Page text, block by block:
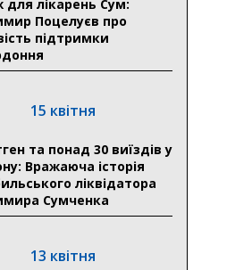
для лікарень Сум:
Поцелуєв про
підтримки
15 квітня
та понад 30 виїздів у
Вражаюча історія
ліквідатора
Сумченка
13 квітня